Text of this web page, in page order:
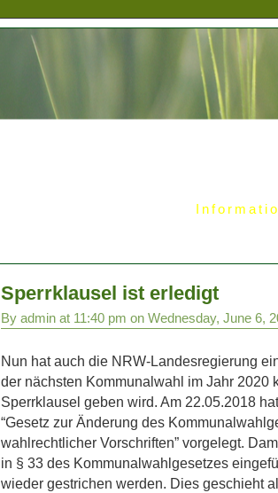
Sperrklausel ist erledigt
By admin at 11:40 pm on Wednesday, June 6,
Nun hat auch die NRW-Landesregierung
der nächsten Kommunalwahl im Jahr 2020
Sperrklausel geben wird. Am 22.05.2018
“Gesetz zur Änderung des
wahlrechtlicher Vorschriften” vorgelegt.
in § 33 des Kommunalwahlgesetzes
wieder gestrichen werden. Dies geschieht